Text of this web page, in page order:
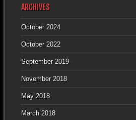
ARCHIVES
October 2024
October 2022
September 2019
November 2018
May 2018
March 2018